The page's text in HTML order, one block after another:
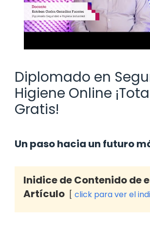
Diplomado en
Higiene Online
Gratis!
Un paso hacia un futuro
Inidice de Contenido de
Artículo
click para ver el